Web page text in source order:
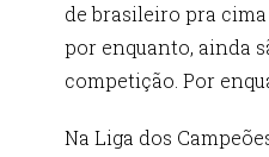
de brasileiro pra
por enquanto, ainda
competição. Por
Na Liga dos